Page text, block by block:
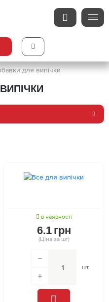
для випічки
в наявності
6.1 грн
(Ціна за шт)
шт